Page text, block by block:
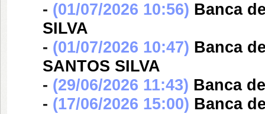
- (01/07/2026 10:56) Banca
SILVA
- (01/07/2026 10:47) Banca
SANTOS SILVA
- (29/06/2026 11:43) Banca
- (17/06/2026 15:00) Banca